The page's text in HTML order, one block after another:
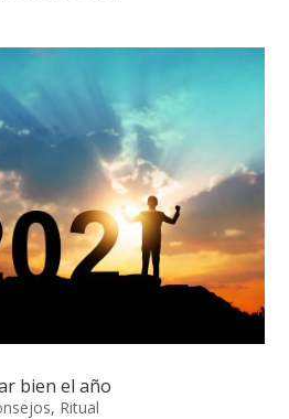
bien el año
, Ritual